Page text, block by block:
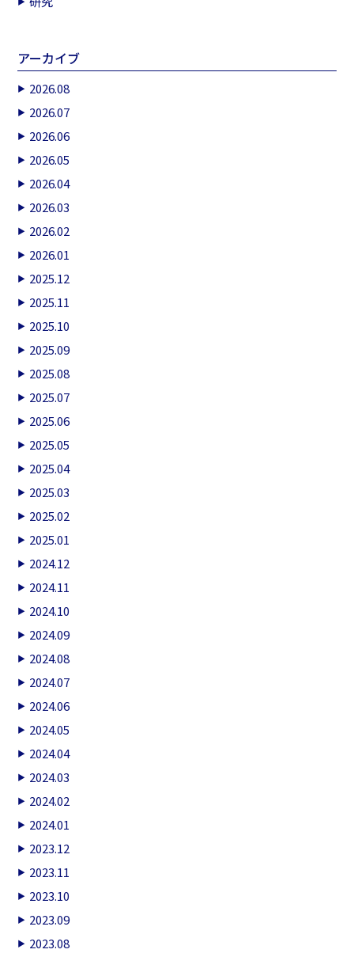
アーカイブ
2026.08
2026.07
2026.06
2026.05
2026.04
2026.03
2026.02
2026.01
2025.12
2025.11
2025.10
2025.09
2025.08
2025.07
2025.06
2025.05
2025.04
2025.03
2025.02
2025.01
2024.12
2024.11
2024.10
2024.09
2024.08
2024.07
2024.06
2024.05
2024.04
2024.03
2024.02
2024.01
2023.12
2023.11
2023.10
2023.09
2023.08